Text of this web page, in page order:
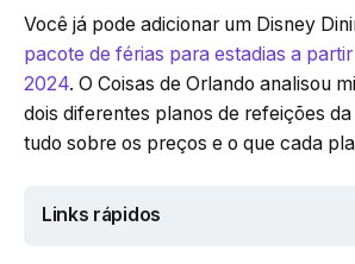
Você já pode adicionar um Disney
pacote de férias para estadias a
2024. O Coisas de Orlando analisou
dois diferentes planos de refeições
tudo sobre os preços e o que cada
Links rápidos